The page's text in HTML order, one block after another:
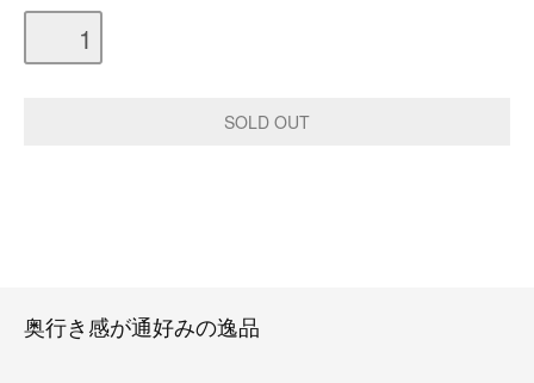
奥行き感が通好みの逸品